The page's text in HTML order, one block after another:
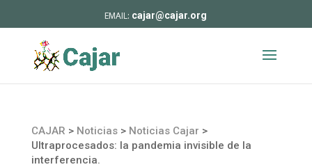
cajar@cajar.org
CAJAR > Noticias> Noticias Cajar >
Ultraprocesados: la pandemia invisible de la
interferencia.